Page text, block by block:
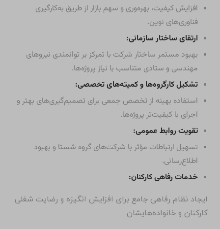
افزایش کیفیت، بهره‌وری و سهم بازار از طریق به‌کارگیری
فناوری‌های نوین.
ارتقای ساختار سازمانی:
بهبود مستمر ساختار شرکت با تمرکز بر توانمندی نیروهای
مهندسی و ستادی متناسب با نیاز پروژه‌ها.
تشکیل کارگروه‌ها و کمیته‌های تخصصی:
استفاده بهینه از تخصص جمعی برای تصمیم‌گیری‌های بهتر و
اجرای با کیفیت‌تر پروژه‌ها.
تقویت روابط عمومی:
تسهیل ارتباطات مؤثر با شرکت‌های گروه شستا و بهبود
اطلاع‌رسانی.
خدمات رفاهی کارکنان:
ایجاد نظام رفاهی جامع برای افزایش انگیزه و رضایت شغلی
کارکنان و خانواده‌هایشان.